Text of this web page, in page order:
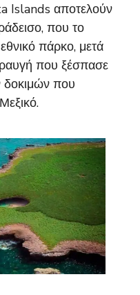
Islands αποτελούν
που το
πάρκο, μετά
που ξέσπασε
δοκιμών που